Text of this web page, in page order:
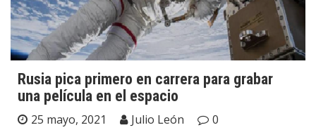
Rusia pica primero en carrera para grabar
una película en el espacio
25 mayo, 2021 Julio León
0